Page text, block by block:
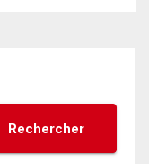
Rechercher